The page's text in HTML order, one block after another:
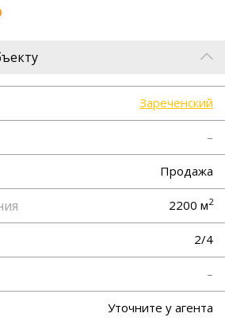
Зареченский
–
Продажа
2200 м2
2/4
–
Уточните у агента